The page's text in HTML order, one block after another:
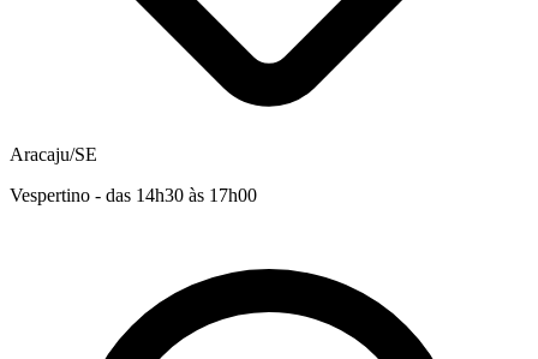
Aracaju/SE
Vespertino - das 14h30 às 17h00